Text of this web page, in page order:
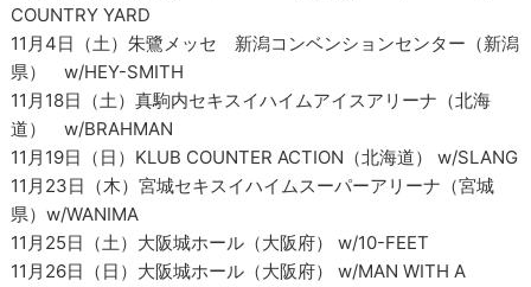
COUNTRY YARD
11月4日（土）朱鷺メッセ 新潟コンベンションセンター（新潟
県） w/HEY-SMITH
11月18日（土）真駒内セキスイハイムアイスアリーナ（北海
道） w/BRAHMAN
11月19日（日）KLUB COUNTER ACTION（北海道） w/SLANG
11月23日（木）宮城セキスイハイムスーパーアリーナ（宮城
県）w/WANIMA
11月25日（土）大阪城ホール（大阪府） w/10-FEET
11月26日（日）大阪城ホール（大阪府） w/MAN WITH A